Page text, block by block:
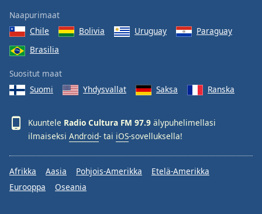
Naapurimaat
Chile
Bolivia Uruguay
Paraguay
Brasilia
Suositut maat
Suomi
Yhdysvallat Saksa Ranska
Kuuntele Radio Cultura FM 97.9 älypuhelimellasi
ilmaiseksi Android- tai iOS-sovelluksella!
Afrikka Aasia Pohjois-Amerikka
Etelä-Amerikka
Eurooppa
Oseania